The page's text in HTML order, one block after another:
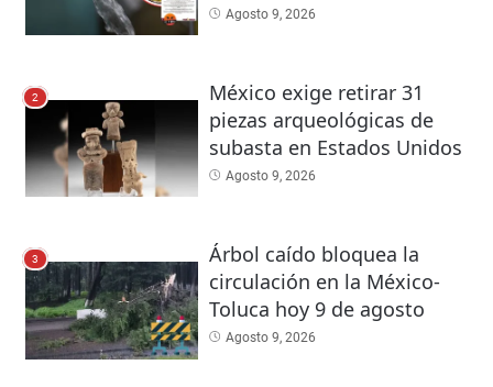
Agosto 9, 2026
2
México exige retirar 31
piezas arqueológicas de
subasta en Estados Unidos
Agosto 9, 2026
3
Árbol caído bloquea la
circulación en la México-
Toluca hoy 9 de agosto
Agosto 9, 2026